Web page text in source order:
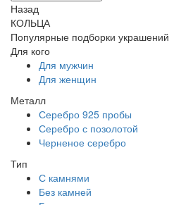
Назад
КОЛЬЦА
Популярные подборки украшений
Для кого
Для мужчин
Для женщин
Металл
Серебро 925 пробы
Серебро с позолотой
Черненое серебро
Тип
С камнями
Без камней